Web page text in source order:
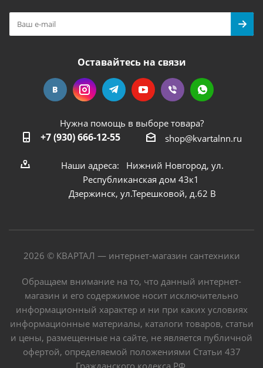
Оставайтесь на связи
Нужна помощь в выборе товара?
+7 (930) 666-12-55 shop@kvartalnn.ru
Наши адреса: Нижний Новгород, ул.
Республиканская дом 43к1
Дзержинск, ул.Терешковой, д.62 В
2026 © КВАРТАЛ — интернет-магазин сантехники
Обращаем внимание на то, что данный интернет-
магазин и его содержимое носит исключительно
информационный характер и ни при каких условиях
информационные материалы, каталоги товаров, статьи
и цены, размещенные на сайте, не является публичной
офертой, определяемой положениями Статьи 437
Гражданского кодекса РФ.